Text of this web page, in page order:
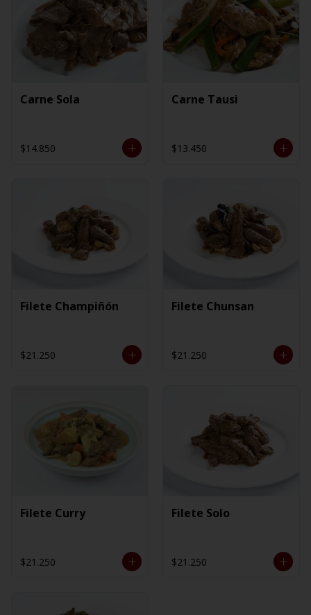
Carne Sola
$14.850
Carne Tausi
$13.450
Filete Champiñón
$21.250
Filete Chunsan
$21.250
Filete Curry
$21.250
Filete Solo
$21.250